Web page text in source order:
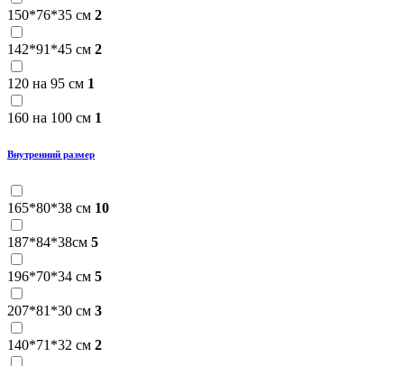
150*76*35 см 2
142*91*45 см 2
120 на 95 см 1
160 на 100 см 1
Внутренний размер
165*80*38 см 10
187*84*38см 5
196*70*34 см 5
207*81*30 см 3
140*71*32 см 2